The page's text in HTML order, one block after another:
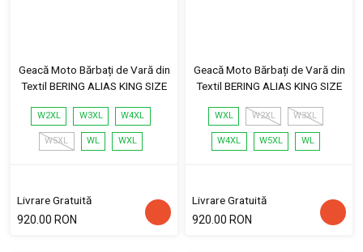
Geacă Moto Bărbați de Vară din
Textil BERING ALIAS KING SIZE
W2XL W3XL W4XL
W5XL WL WXL
Livrare Gratuită
920.00 RON
Geacă Moto Bărbați de Vară din
Textil BERING ALIAS KING SIZE
WXL W2XL W3XL
W4XL W5XL WL
Livrare Gratuită
920.00 RON